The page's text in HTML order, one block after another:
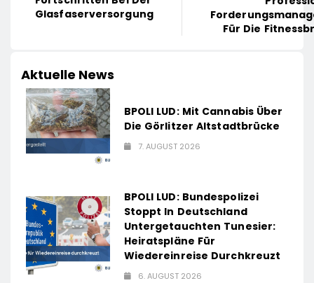
Glasfaserversorgung
Für Die
Aktuelle News
BPOLI LUD: Mit Cannabis Über
Die Görlitzer Altstadtbrücke
7. AUGUST 2026
BPOLI LUD: Bundespolizei
Stoppt In Deutschland
Untergetauchten Tunesier:
Heiratspläne Für
Wiedereinreise Durchkreuzt
6. AUGUST 2026